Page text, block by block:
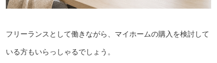
フリーランスとして働きながら、マイホームの購入を検討して
いる方もいらっしゃるでしょう。